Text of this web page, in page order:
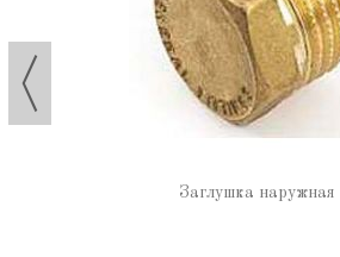
Заглушка наружная